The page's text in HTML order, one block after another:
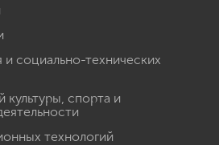
и социально-технических
культуры, спорта и
технологий